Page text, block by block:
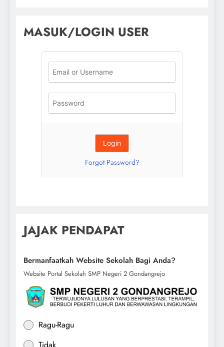
MASUK/LOGIN USER
Forgot Password?
JAJAK PENDAPAT
Bermanfaatkah Website Sekolah Bagi Anda?
Website Portal Sekolah SMP Negeri 2 Gondangrejo
Ragu-Ragu
Tidak